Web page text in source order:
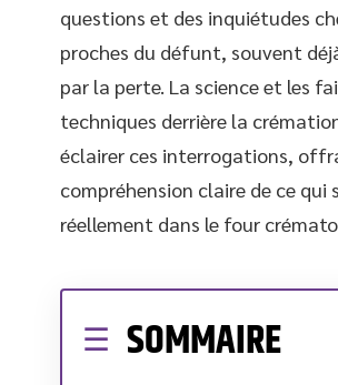
questions et des inquiétudes
proches du défunt, souvent
par la perte. La science et les
techniques derrière la
éclairer ces interrogations,
compréhension claire de ce qui
réellement dans le four
SOMMAIRE